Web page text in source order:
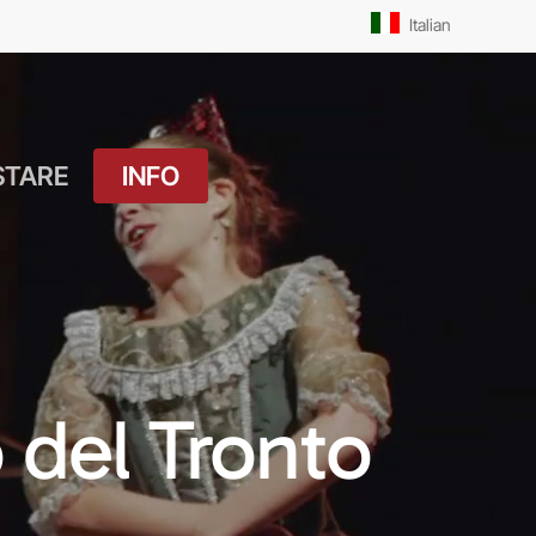
Italian
Drink
OUTDOOR
Il Molo
Pista Ciclabile
INFO
Orari Messe: Feriale
Orari Messe:
Prefestivo
Orari Messe: Festivo
del Tronto